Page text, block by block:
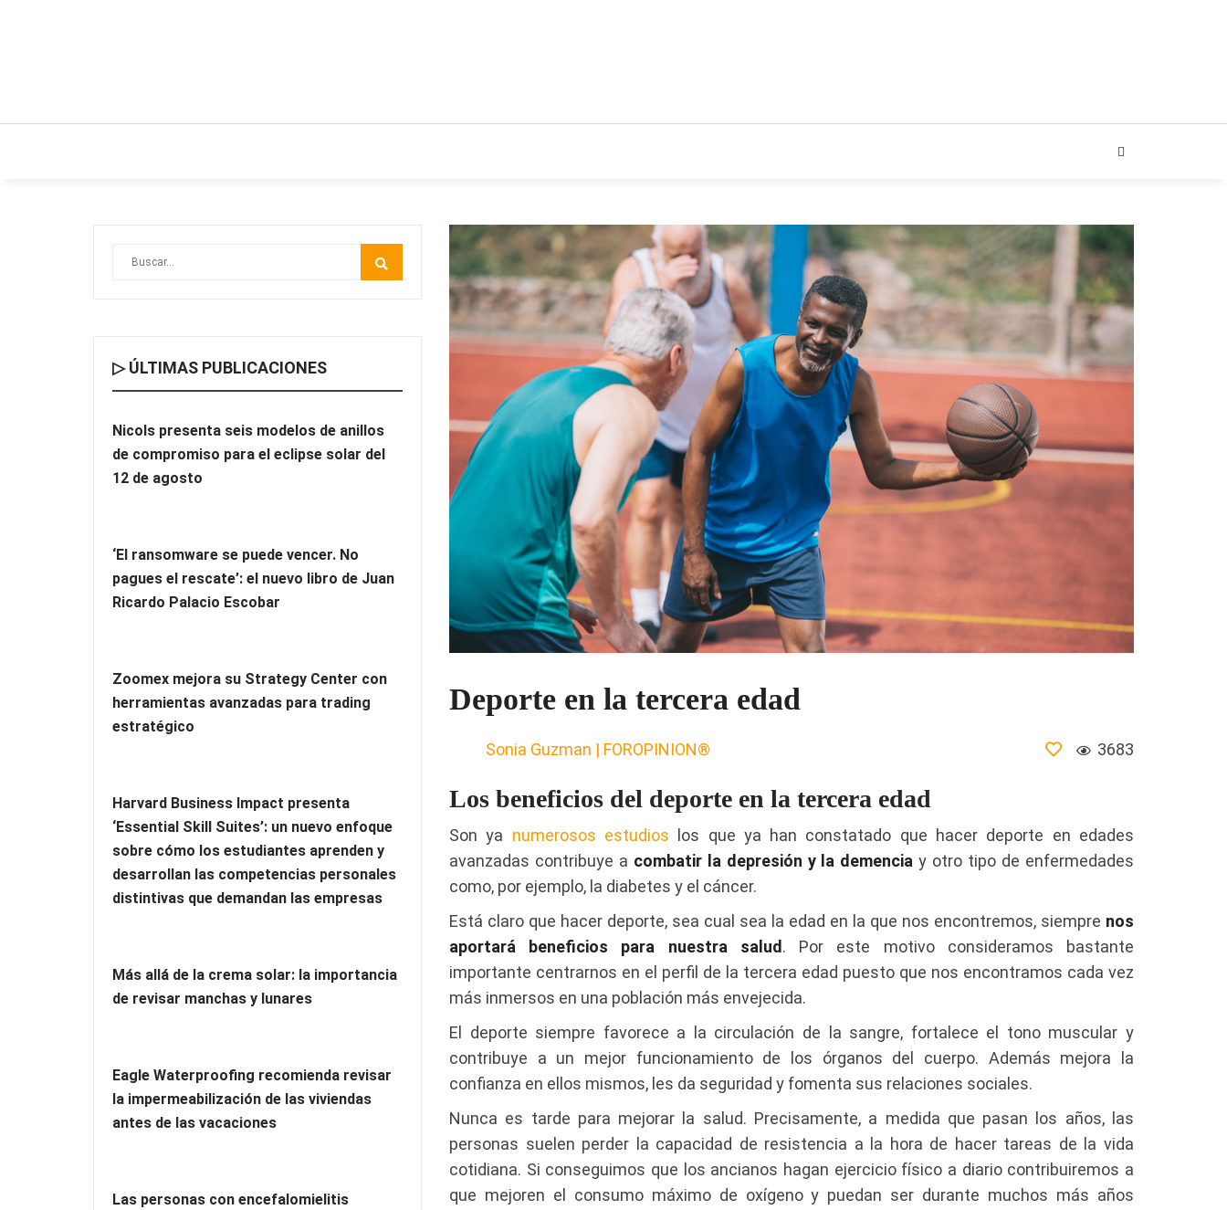
Deporte en la tercera edad
Sonia Guzman | FOROPINION® 3683
Los beneficios del deporte en la tercera edad
Son ya numerosos estudios los que ya han constatado que hacer deporte en edades
avanzadas contribuye a combatir la depresión y la demencia y otro tipo de enfermedades
como, por ejemplo, la diabetes y el cáncer.
Está claro que hacer deporte, sea cual sea la edad en la que nos encontremos, siempre nos
aportará beneficios para nuestra salud . Por este motivo consideramos bastante
importante centrarnos en el perfil de la tercera edad puesto que nos encontramos cada vez
más inmersos en una población más envejecida.
El deporte siempre favorece a la circulación de la sangre, fortalece el tono muscular y
contribuye a un mejor funcionamiento de los órganos del cuerpo. Además mejora la
confianza en ellos mismos, les da seguridad y fomenta sus relaciones sociales.
Nunca es tarde para mejorar la salud. Precisamente, a medida que pasan los años, las
personas suelen perder la capacidad de resistencia a la hora de hacer tareas de la vida
cotidiana. Si conseguimos que los ancianos hagan ejercicio físico a diario contribuiremos a
que mejoren el consumo máximo de oxígeno y puedan ser durante muchos más años
▷ ÚLTIMAS PUBLICACIONES
Nicols presenta seis modelos de anillos
de compromiso para el eclipse solar del
12 de agosto
‘El ransomware se puede vencer. No
pagues el rescate’: el nuevo libro de Juan
Ricardo Palacio Escobar
Zoomex mejora su Strategy Center con
herramientas avanzadas para trading
estratégico
Harvard Business Impact presenta
‘Essential Skill Suites’: un nuevo enfoque
sobre cómo los estudiantes aprenden y
desarrollan las competencias personales
distintivas que demandan las empresas
Más allá de la crema solar: la importancia
de revisar manchas y lunares
Eagle Waterproofing recomienda revisar
la impermeabilización de las viviendas
antes de las vacaciones
Las personas con encefalomielitis